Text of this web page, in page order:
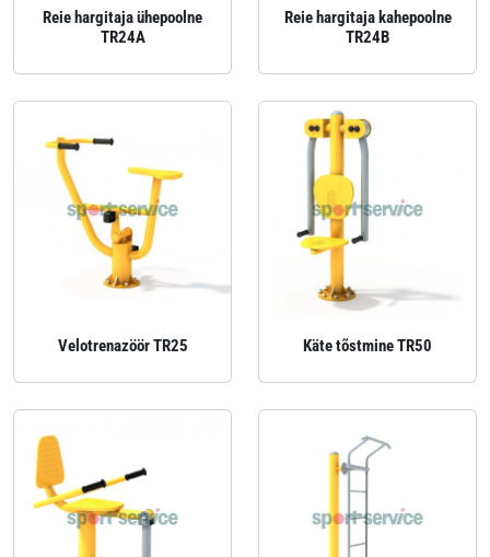
Reie hargitaja ühepoolne
TR24A
Reie hargitaja kahepoolne
TR24B
Velotrenazöör TR25 Käte tõstmine TR50